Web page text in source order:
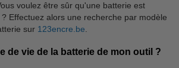
voulez être sûr qu'une batterie est
Effectuez alors une recherche par modèle
sur 123encre.be
de vie de la batterie de mon outil ?